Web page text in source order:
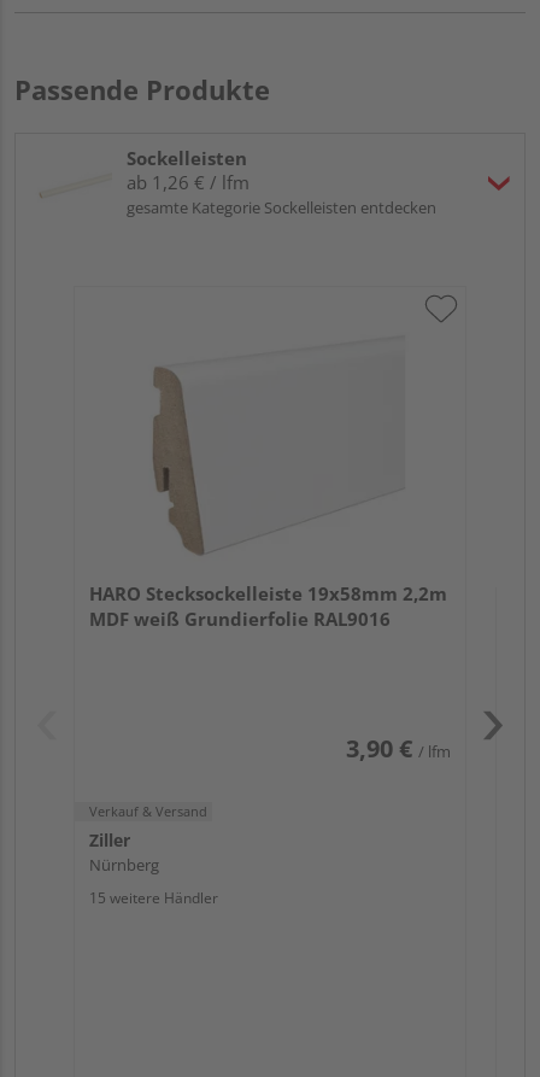
Passende Produkte
Sockelleisten
ab 1,26 € / lfm
gesamte Kategorie Sockelleisten entdecken
HARO Stecksockelleiste 19x58mm 2,2m
MDF weiß Grundierfolie RAL9016
3,90 € / lfm
Verkauf & Versand
Ziller
Nürnberg
15 weitere Händler